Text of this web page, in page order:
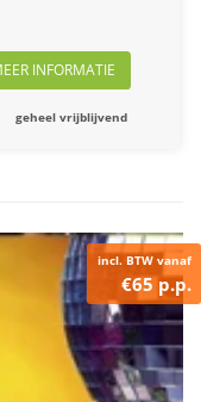
INFORMATIE
geheel vrijblijvend
incl. BTW vanaf
€65 p.p.